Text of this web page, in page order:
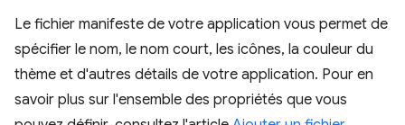
Le fichier manifeste de votre application vous permet de
spécifier le nom, le nom court, les icônes, la couleur du
thème et d'autres détails de votre application. Pour en
savoir plus sur l'ensemble des propriétés que vous